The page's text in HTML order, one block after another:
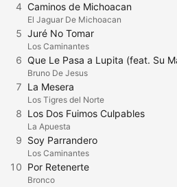
4 Caminos de Michoacan
El Jaguar De Michoacan
5 Juré No Tomar
Los Caminantes
6
Bruno De Jesus
7 La Mesera
Los Tigres del Norte
8 Los Dos Fuimos Culpables
La Apuesta
9 Soy Parrandero
Los Caminantes
10 Por Retenerte
Bronco